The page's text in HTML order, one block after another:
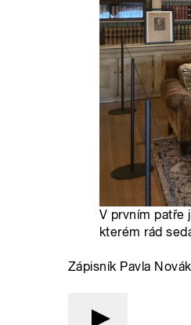
V prvním patře
kterém rád
Zápisník Pavla